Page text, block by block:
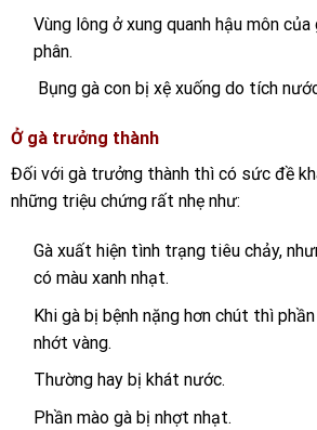
Vùng lông ở xung quanh hậu môn
phân.
Bụng gà con bị xệ xuống do tích
Ở gà trưởng thành
Đối với gà trưởng thành thì có sức đề
những triệu chứng rất nhẹ như:
Gà xuất hiện tình trạng tiêu chảy,
có màu xanh nhạt.
Khi gà bị bệnh nặng hơn chút thì
nhớt vàng.
Thường hay bị khát nước.
Phần mào gà bị nhợt nhạt.